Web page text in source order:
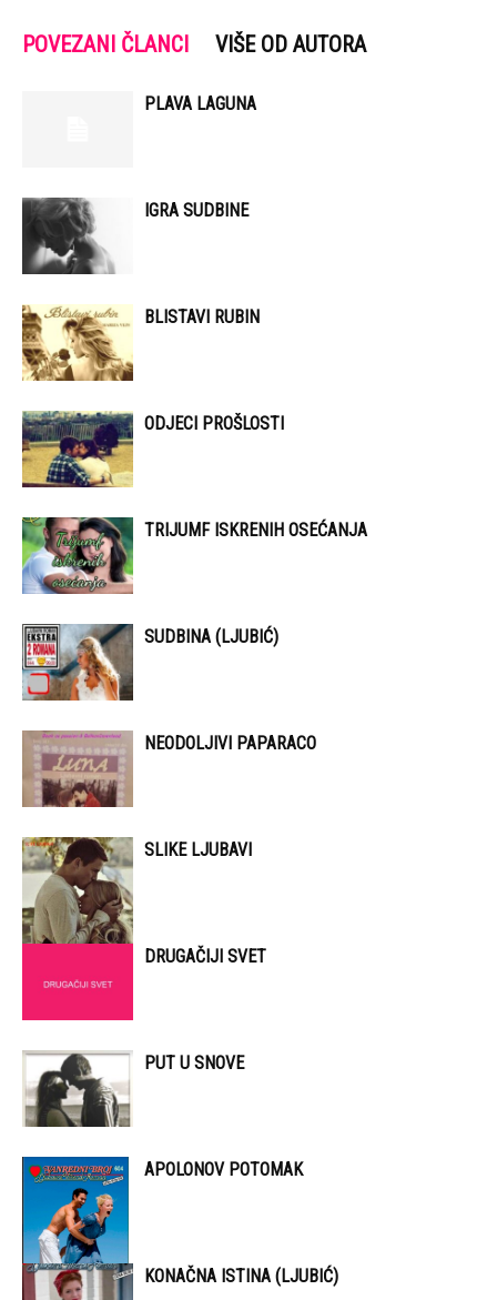
POVEZANI ČLANCI VIŠE OD AUTORA
PLAVA LAGUNA
IGRA SUDBINE
BLISTAVI RUBIN
ODJECI PROŠLOSTI
TRIJUMF ISKRENIH OSEĆANJA
SUDBINA (LJUBIĆ)
NEODOLJIVI PAPARACO
SLIKE LJUBAVI
DRUGAČIJI SVET
PUT U SNOVE
APOLONOV POTOMAK
KONAČNA ISTINA (LJUBIĆ)